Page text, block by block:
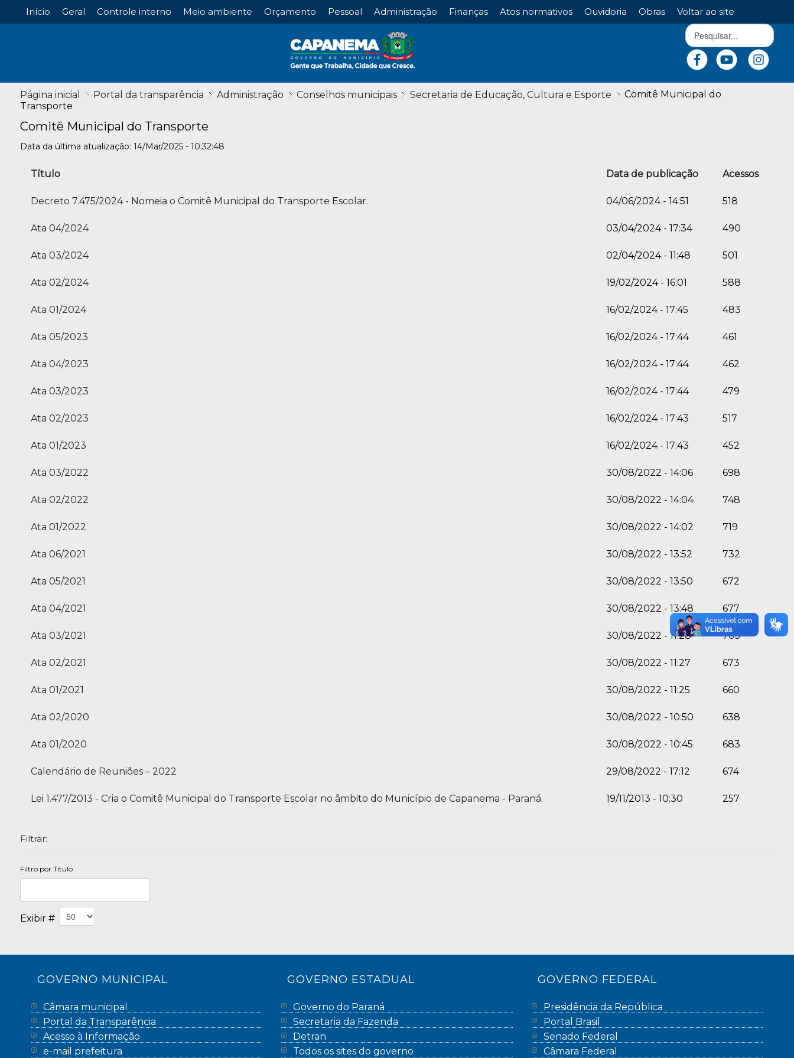
Início Geral Controle interno Meio ambiente Orçamento Pessoal Administração Finanças Atos normativos Ouvidoria Obras Voltar ao site
Página inicial Portal da transparência Administração Conselhos municipais Secretaria de Educação, Cultura e Esporte
Comitê Municipal do
Transporte
Comitê Municipal do Transporte
Data da última atualização: 14/Mar/2025 - 10:32:48
Título Data de publicação Acessos
Decreto 7.475/2024 - Nomeia o Comitê Municipal do Transporte Escolar. 04/06/2024 - 14:51 518
Ata 04/2024 03/04/2024 - 17:34 490
Ata 03/2024 02/04/2024 - 11:48 501
Ata 02/2024 19/02/2024 - 16:01 588
Ata 01/2024 16/02/2024 - 17:45 483
Ata 05/2023 16/02/2024 - 17:44 461
Ata 04/2023 16/02/2024 - 17:44 462
Ata 03/2023 16/02/2024 - 17:44 479
Ata 02/2023 16/02/2024 - 17:43 517
Ata 01/2023 16/02/2024 - 17:43 452
Ata 03/2022 30/08/2022 - 14:06 698
Ata 02/2022 30/08/2022 - 14:04 748
Ata 01/2022 30/08/2022 - 14:02 719
Ata 06/2021 30/08/2022 - 13:52 732
Ata 05/2021 30/08/2022 - 13:50 672
Ata 04/2021 30/08/2022 - 13:48 677
Ata 03/2021 30/08/2022 - 11:28 705
Ata 02/2021 30/08/2022 - 11:27 673
Ata 01/2021 30/08/2022 - 11:25 660
Ata 02/2020 30/08/2022 - 10:50 638
Ata 01/2020 30/08/2022 - 10:45 683
Calendário de Reuniões – 2022 29/08/2022 - 17:12 674
Lei 1.477/2013 - Cria o Comitê Municipal do Transporte Escolar no âmbito do Município de Capanema - Paraná. 19/11/2013 - 10:30 257
Filtrar:
Filtro por Título
Exibir #
GOVERNO MUNICIPAL
Câmara municipal
Portal da Transparência
Acesso à Informação
e-mail prefeitura
GOVERNO ESTADUAL
Governo do Paraná
Secretaria da Fazenda
Detran
Todos os sites do governo
GOVERNO FEDERAL
Presidência da República
Portal Brasil
Senado Federal
Câmara Federal